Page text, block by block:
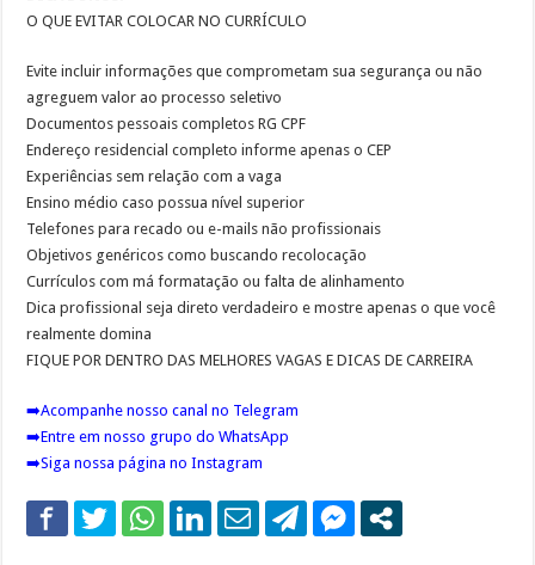
O QUE EVITAR COLOCAR NO CURRÍCULO
Evite incluir informações que comprometam sua segurança ou não
agreguem valor ao processo seletivo
Documentos pessoais completos RG CPF
Endereço residencial completo informe apenas o CEP
Experiências sem relação com a vaga
Ensino médio caso possua nível superior
Telefones para recado ou e-mails não profissionais
Objetivos genéricos como buscando recolocação
Currículos com má formatação ou falta de alinhamento
Dica profissional seja direto verdadeiro e mostre apenas o que você
realmente domina
FIQUE POR DENTRO DAS MELHORES VAGAS E DICAS DE CARREIRA
➡️Acompanhe nosso canal no Telegram
➡️Entre em nosso grupo do WhatsApp
➡️Siga nossa página no Instagram